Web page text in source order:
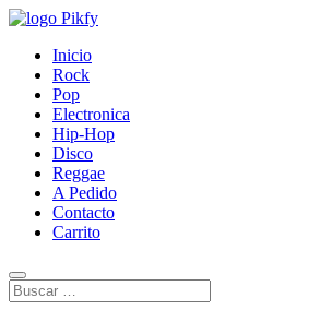
Inicio
Rock
Pop
Electronica
Hip-Hop
Disco
Reggae
A Pedido
Contacto
Carrito